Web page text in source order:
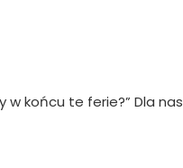
w końcu te ferie?” Dla